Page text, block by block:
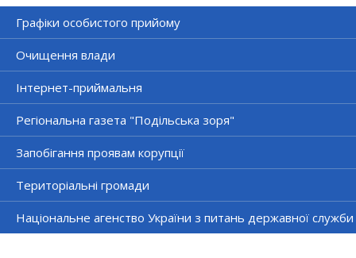
Графіки особистого прийому
Очищення влади
Інтернет-приймальня
Регіональна газета "Подільська зоря"
Запобігання проявам корупції
Територіальні громади
Національне агенство України з питань державної служби